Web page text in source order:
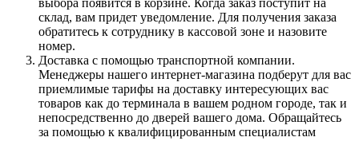
склад, вам придет уведомление. Для получения заказа
обратитесь к сотруднику в кассовой зоне и назовите
номер.
Доставка с помощью транспортной компании.
Менеджеры нашего интернет-магазина подберут для вас
приемлимые тарифы на доставку интересующих вас
товаров как до терминала в вашем родном городе, так и
непосредственно до дверей вашего дома. Обращайтесь
за помощью к квалифицированным специалистам